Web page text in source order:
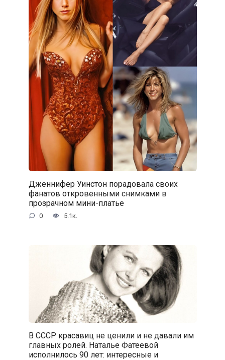
Дженнифер Уинстон порадовала своих
фанатов откровенными снимками в
прозрачном мини-платье
0 5.1к.
В СССР красавиц не ценили и не давали им
главных ролей. Наталье Фатеевой
исполнилось 90 лет: интересные и